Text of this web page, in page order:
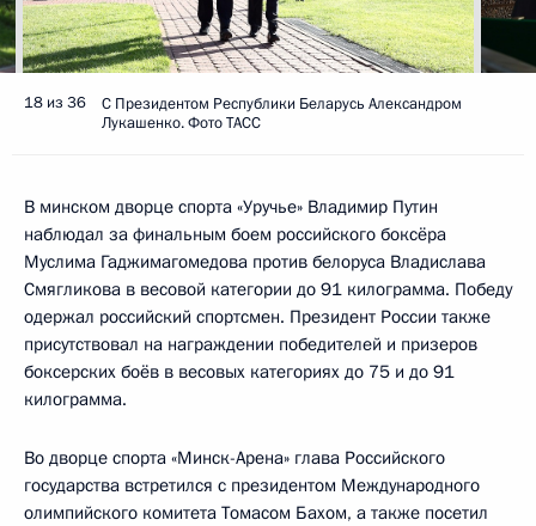
18 из 36
С Президентом Республики Беларусь Александром
Лукашенко. Фото ТАСС
В минском дворце спорта «Уручье» Владимир Путин
наблюдал за финальным боем российского боксёра
Муслима Гаджимагомедова против белоруса Владислава
Смягликова в весовой категории до 91 килограмма. Победу
одержал российский спортсмен. Президент России также
присутствовал на награждении победителей и призеров
боксерских боёв в весовых категориях до 75 и до 91
килограмма.
Во дворце спорта «Минск-Арена» глава Российского
государства встретился с президентом Международного
олимпийского комитета Томасом Бахом, а также посетил